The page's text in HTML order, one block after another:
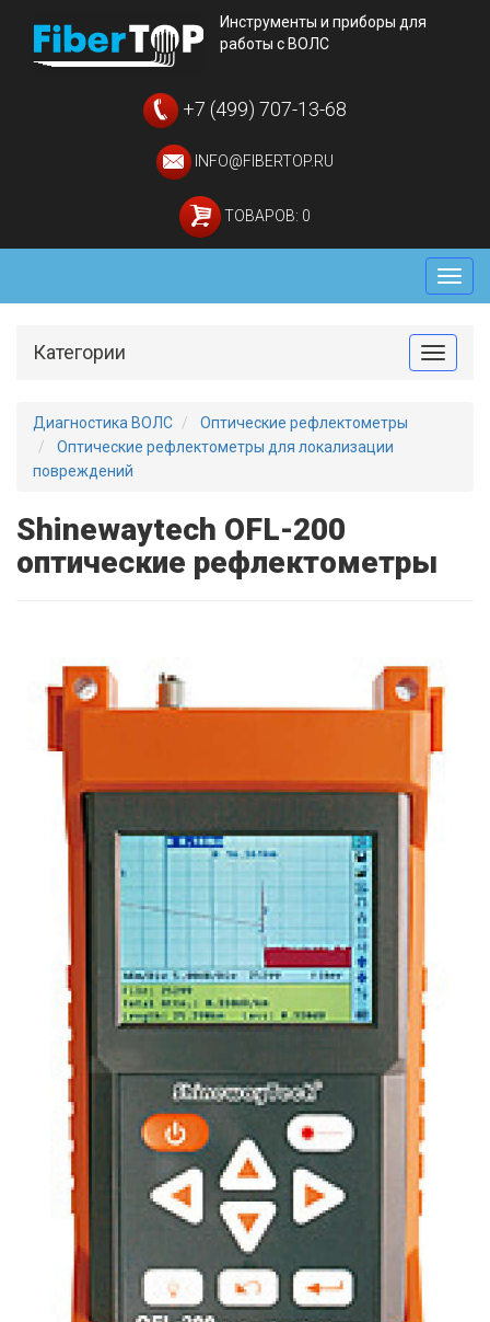
Инструменты и приборы для
работы с ВОЛС
+7 (499) 707-13-68
INFO@FIBERTOP.RU
ТОВАРОВ: 0
Меню
Toggle
Категории
Диагностика ВОЛС
Оптические рефлектометры
Оптические рефлектометры для локализации
повреждений
Shinewaytech OFL-200
оптические рефлектометры